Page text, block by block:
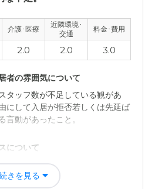
介護･医療
近隣環境･
交通
料金･費用
2.0 2.0 3.0
者の雰囲気について
タッフ数が不足している観があ
にして入居が拒否若しくは先延ば
言動があったこと。
について
比較的アクセスが良好であった。
用するなど、一般的には交通の便
きを見る